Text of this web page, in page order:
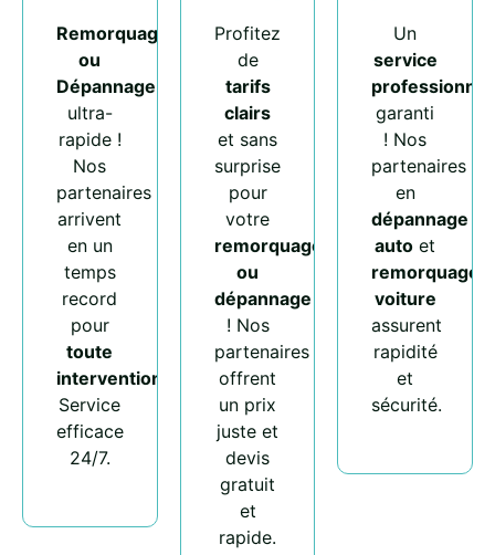
Remorquage
ou
Dépannage
ultra-
rapide !
Nos
partenaires
arrivent
en un
temps
record
pour
toute
intervention
Service
efficace
24/7.
Profitez
de
tarifs
clairs
et sans
surprise
pour
votre
remorquage
ou
dépannage
! Nos
partenaires
offrent
un prix
juste et
devis
gratuit
et
rapide.
Un
service
professionnel
garanti
! Nos
partenaires
en
dépannage
auto et
remorquage
voiture
assurent
rapidité
et
sécurité.